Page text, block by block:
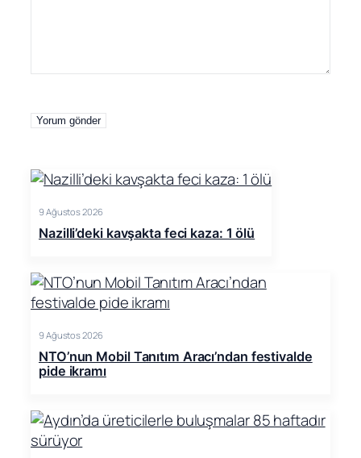
9 Ağustos 2026
Nazilli’deki kavşakta feci kaza: 1 ölü
9 Ağustos 2026
NTO’nun Mobil Tanıtım Aracı’ndan festivalde
pide ikramı